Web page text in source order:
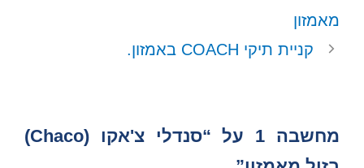
מאמזון
קניית תיקי COACH באמזון.
מחשבה 1 על “סנדלי צ'אקו (Chaco)